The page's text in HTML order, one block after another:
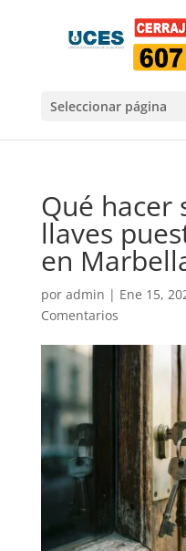
Seleccionar página
Qué hacer
llaves
en
por admin | Ene 15,
Comentarios